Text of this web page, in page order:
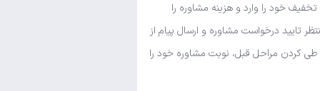
خود را وارد و هزینه مشاوره را
تایید درخواست مشاوره و ارسال پیام از
طی کردن مراحل قبل، نوبت مشاوره خود را